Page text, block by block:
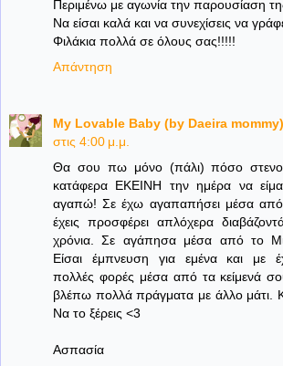
Περιμένω με αγωνία την παρουσίαση
Να είσαι καλά και να συνεχίσεις να
Φιλάκια πολλά σε όλους σας!!!!!
Απάντηση
My Lovable Baby (by Daeira mommy)
στις 4:00 μ.μ.
Θα σου πω μόνο (πάλι) πόσο
κατάφερα ΕΚΕΙΝΗ την ημέρα να
αγαπώ! Σε έχω αγαπαπήσει μέσα
έχεις προσφέρει απλόχερα
χρόνια. Σε αγάπησα μέσα από το
Είσαι έμπνευση για εμένα και με
πολλές φορές μέσα από τα κείμενά
βλέπω πολλά πράγματα με άλλο μάτι.
Να το ξέρεις <3
Ασπασία